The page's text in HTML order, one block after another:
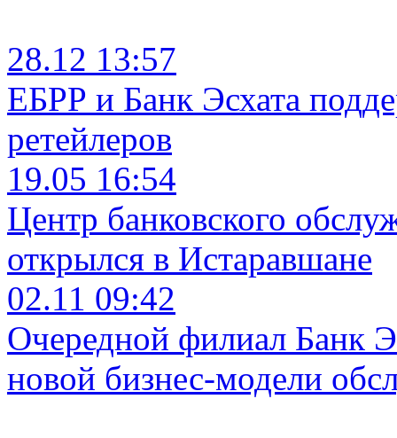
28.12 13:57
ЕБРР и Банк Эсхата
ретейлеров
19.05 16:54
Центр банковского
открылся в Истаравшане
02.11 09:42
Очередной филиал Банк
новой бизнес-модели